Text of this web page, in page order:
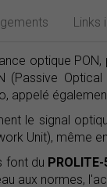
Links
optique
(Passive
appelé
le signal
Unit), même
font du PROLITE-
aux normes,